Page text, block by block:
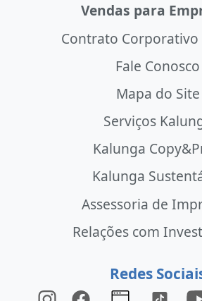
Vendas para
Contrato Corporativo
Fale Conosco
Mapa do Site
Serviços
Kalunga
Kalunga
Assessoria de
Relações com
Redes